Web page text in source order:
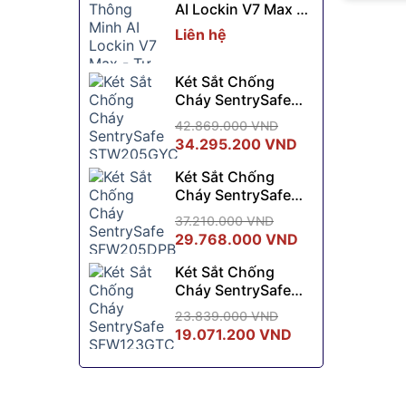
7.830.000 VND. là:
AI Lockin V7 Max -
Tự Sạc Không Dây
Liên hệ
Két Sắt Chống
Cháy SentrySafe
STW205GYC
42.869.000VND
Giá
gốc
là:
42.869.000 VND.
34.295.200 VND
là:
Két Sắt Chống
Cháy SentrySafe
SFW205DPB
37.210.000VND
Giá
gốc
là:
37.210.000 VND.
29.768.000 VND
là:
Két Sắt Chống
Cháy SentrySafe
SFW123GTC
23.839.000VND
Giá
là:
19.071.200 VND
tại